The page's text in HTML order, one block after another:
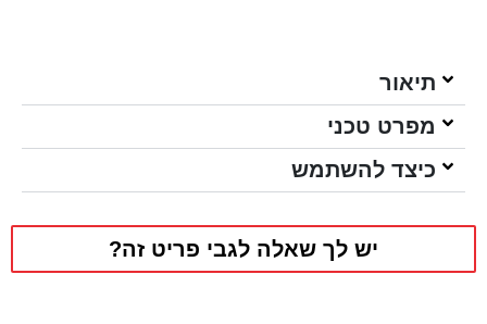
תיאור
מפרט טכני
כיצד להשתמש
יש לך שאלה לגבי פריט זה?